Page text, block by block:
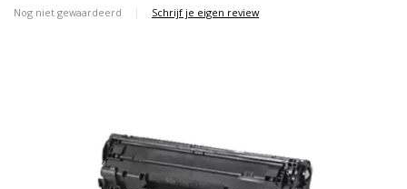
Nog niet gewaardeerd | Schrijf je eigen review